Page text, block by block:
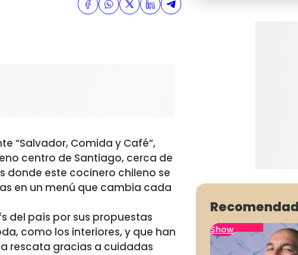
“Salvador, Comida y Café”,
centro de Santiago, cerca de
donde este cocinero chileno se
en un menú que cambia cada
del país por sus propuestas
como los interiores, y que han
rescata gracias a cuidadas
Show